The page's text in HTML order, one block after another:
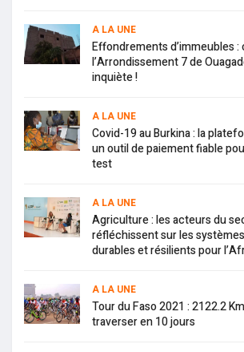
A LA UNE
Effondrements d’immeubles :
l’Arrondissement 7 de
inquiète !
A LA UNE
Covid-19 au Burkina : la
un outil de paiement fiable
test
A LA UNE
Agriculture : les acteurs du
réfléchissent sur les
durables et résilients pour
A LA UNE
Tour du Faso 2021 : 2122.2
traverser en 10 jours